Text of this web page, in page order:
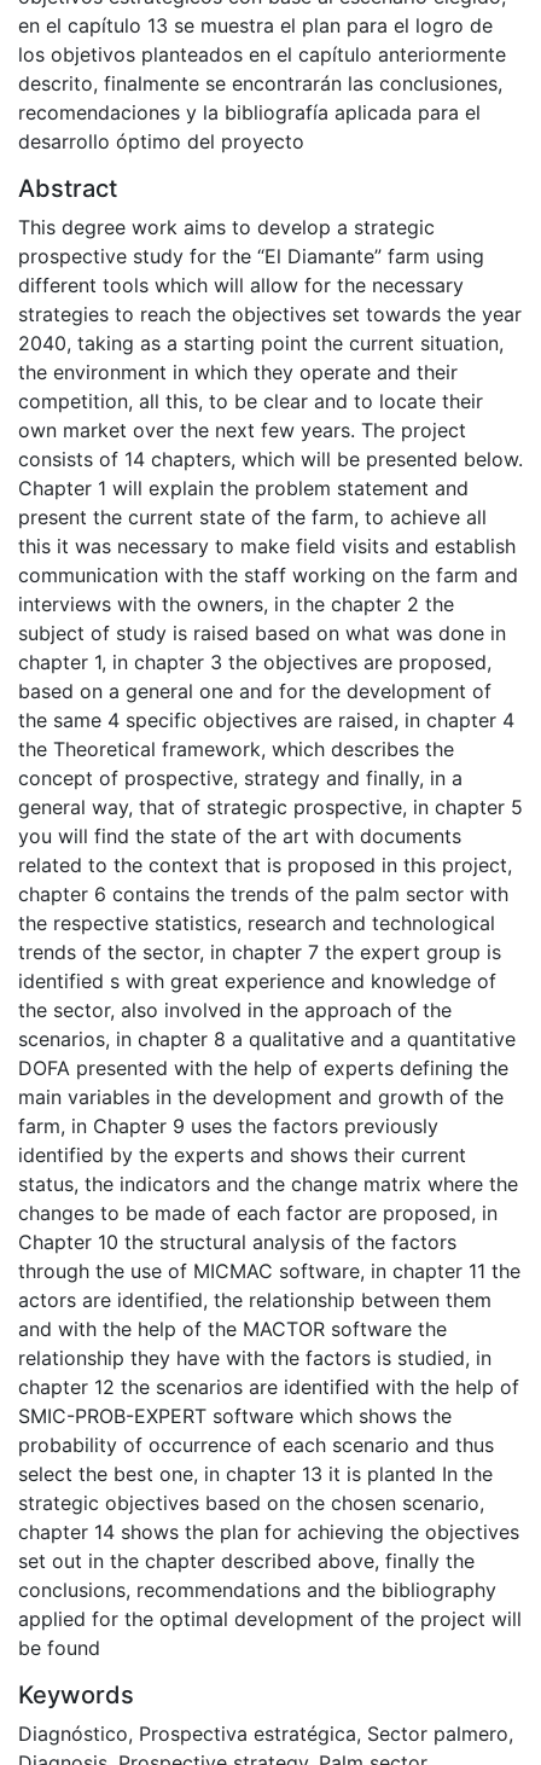
en el capítulo 13 se muestra el plan para el logro de
los objetivos planteados en el capítulo anteriormente
descrito, finalmente se encontrarán las conclusiones,
recomendaciones y la bibliografía aplicada para el
desarrollo óptimo del proyecto
Abstract
This degree work aims to develop a strategic
prospective study for the “El Diamante” farm using
different tools which will allow for the necessary
strategies to reach the objectives set towards the year
2040, taking as a starting point the current situation,
the environment in which they operate and their
competition, all this, to be clear and to locate their
own market over the next few years. The project
consists of 14 chapters, which will be presented below.
Chapter 1 will explain the problem statement and
present the current state of the farm, to achieve all
this it was necessary to make field visits and establish
communication with the staff working on the farm and
interviews with the owners, in the chapter 2 the
subject of study is raised based on what was done in
chapter 1, in chapter 3 the objectives are proposed,
based on a general one and for the development of
the same 4 specific objectives are raised, in chapter 4
the Theoretical framework, which describes the
concept of prospective, strategy and finally, in a
general way, that of strategic prospective, in chapter 5
you will find the state of the art with documents
related to the context that is proposed in this project,
chapter 6 contains the trends of the palm sector with
the respective statistics, research and technological
trends of the sector, in chapter 7 the expert group is
identified s with great experience and knowledge of
the sector, also involved in the approach of the
scenarios, in chapter 8 a qualitative and a quantitative
DOFA presented with the help of experts defining the
main variables in the development and growth of the
farm, in Chapter 9 uses the factors previously
identified by the experts and shows their current
status, the indicators and the change matrix where the
changes to be made of each factor are proposed, in
Chapter 10 the structural analysis of the factors
through the use of MICMAC software, in chapter 11 the
actors are identified, the relationship between them
and with the help of the MACTOR software the
relationship they have with the factors is studied, in
chapter 12 the scenarios are identified with the help of
SMIC-PROB-EXPERT software which shows the
probability of occurrence of each scenario and thus
select the best one, in chapter 13 it is planted In the
strategic objectives based on the chosen scenario,
chapter 14 shows the plan for achieving the objectives
set out in the chapter described above, finally the
conclusions, recommendations and the bibliography
applied for the optimal development of the project will
be found
Keywords
Diagnóstico, Prospectiva estratégica, Sector palmero,